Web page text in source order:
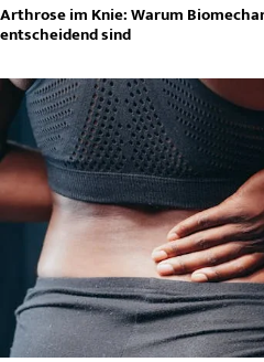
Arthrose im Knie: Warum
entscheidend sind